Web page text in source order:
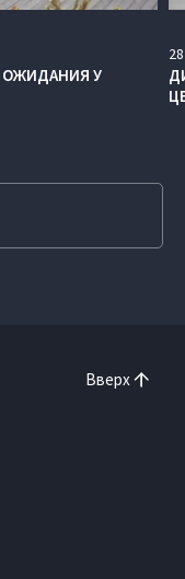
ОЖИДАНИЯ У
28
Вверх